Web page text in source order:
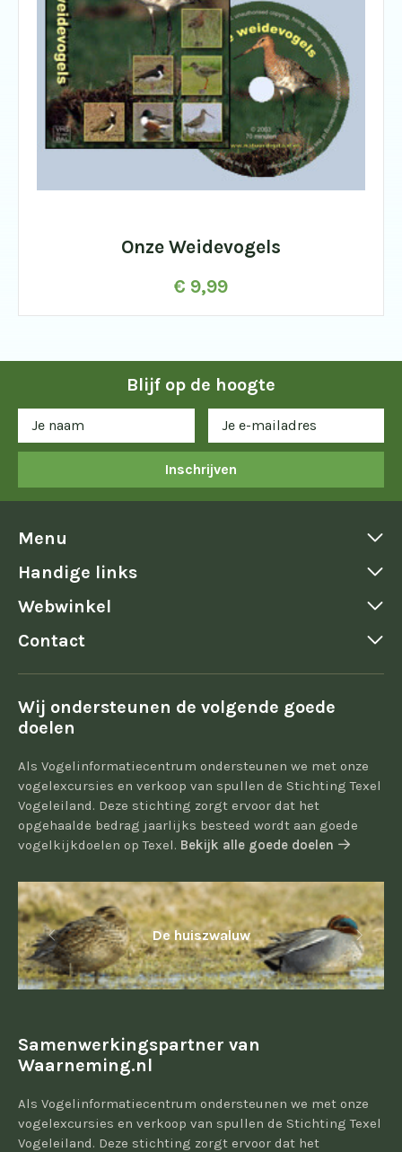
Onze Weidevogels
€ 9,99
Blijf op de hoogte
Inschrijven
Menu
Handige links
Webwinkel
Contact
Wij ondersteunen de volgende goede
doelen
Als Vogelinformatiecentrum ondersteunen we met onze
vogelexcursies en verkoop van spullen de Stichting Texel
Vogeleiland. Deze stichting zorgt ervoor dat het
opgehaalde bedrag jaarlijks besteed wordt aan goede
vogelkijkdoelen op Texel. Bekijk alle goede doelen
De huiszwaluw
Samenwerkingspartner van
Waarneming.nl
Als Vogelinformatiecentrum ondersteunen we met onze
vogelexcursies en verkoop van spullen de Stichting Texel
Vogeleiland. Deze stichting zorgt ervoor dat het